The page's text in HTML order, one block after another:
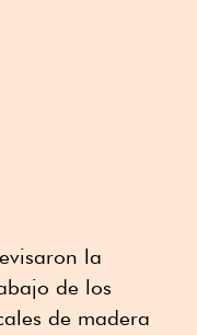
la
de los
de madera